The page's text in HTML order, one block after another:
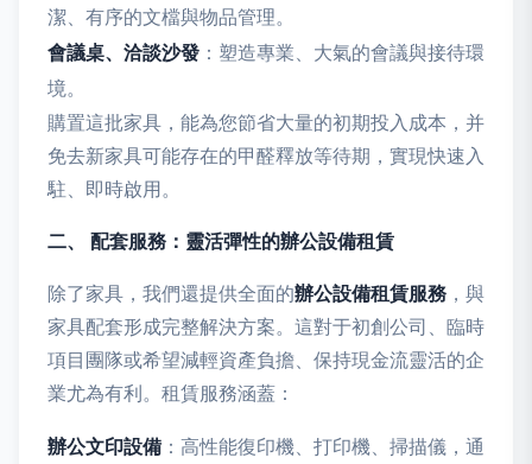
潔、有序的文檔與物品管理。
會議桌、洽談沙發 ：塑造專業、大氣的會議與接待環
境。
購置這批家具，能為您節省大量的初期投入成本，并
免去新家具可能存在的甲醛釋放等待期，實現快速入
駐、即時啟用。
二、 配套服務：靈活彈性的辦公設備租賃
除了家具，我們還提供全面的辦公設備租賃服務 ，與
家具配套形成完整解決方案。這對于初創公司、臨時
項目團隊或希望減輕資產負擔、保持現金流靈活的企
業尤為有利。租賃服務涵蓋：
辦公文印設備 ：高性能復印機、打印機、掃描儀，通